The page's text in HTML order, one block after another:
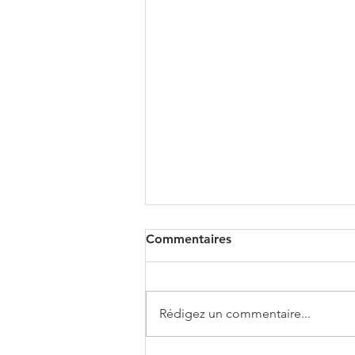
BMW X3 XDRIVE 20i
Commentaires
Rédigez un commentaire...